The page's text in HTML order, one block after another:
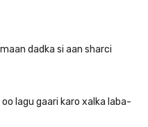
dadka si aan sharci
lagu gaari karo xalka laba-